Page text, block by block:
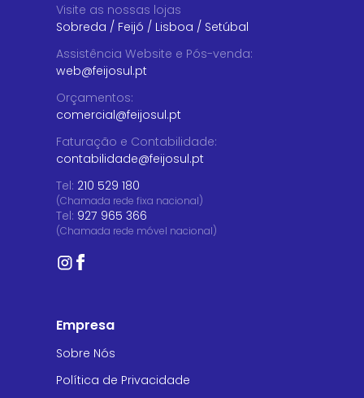
Visite as nossas lojas
Sobreda / Feijó / Lisboa / Setúbal
Assistência Website e Pós-venda:
web@feijosul.pt
Orçamentos:
comercial@feijosul.pt
Faturação e Contabilidade:
contabilidade@feijosul.pt
Tel: 210 529 180
(Chamada rede fixa nacional)
Tel: 927 965 366
(Chamada rede móvel nacional)
Empresa
Sobre Nós
Política de Privacidade